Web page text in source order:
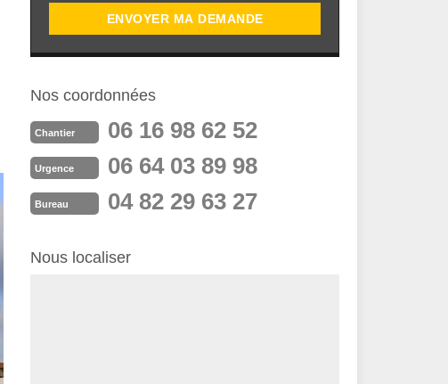
Nos coordonnées
Chantier 06 16 98 62 52
Urgence 06 64 03 89 98
Bureau 04 82 29 63 27
Nous localiser